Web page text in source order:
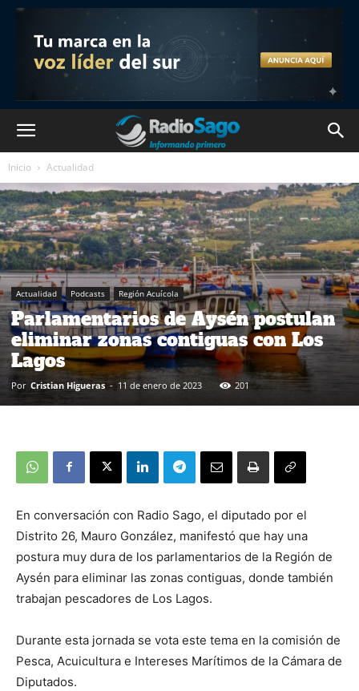
Inicio Actualidad
Actualidad Podcasts Región Acuícola
Parlamentarios de Aysén postulan
eliminar zonas contiguas con Los
Lagos
Por Cristian Higueras - 11 de enero de 2023 201
En conversación con Radio Sago, el diputado por el
Distrito 26, Mauro González, manifestó que hay una
postura muy dura de los parlamentarios de la Región de
Aysén para eliminar las zonas contiguas, donde también
trabajan pescadores de Los Lagos.
Durante esta jornada se vota este tema en la comisión de
Pesca, Acuicultura e Intereses Marítimos de la Cámara de
Diputados.